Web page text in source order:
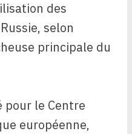
des
selon
principale du
pour le Centre
européenne,